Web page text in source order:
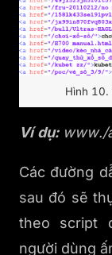
Hình 10.
Ví dụ: www./
Các đường
sau đó sẽ
theo script
người dùng